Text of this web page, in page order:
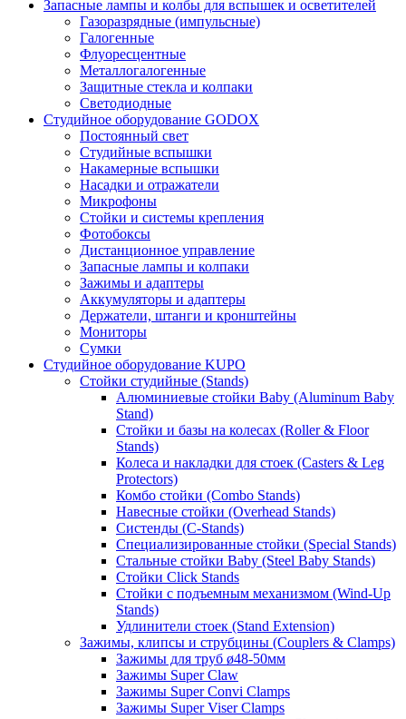
Запасные лампы и колбы для вспышек и осветителей
Газоразрядные (импульсные)
Галогенные
Флуоресцентные
Металлогалогенные
Защитные стекла и колпаки
Светодиодные
Студийное оборудование GODOX
Постоянный свет
Студийные вспышки
Накамерные вспышки
Насадки и отражатели
Микрофоны
Стойки и системы крепления
Фотобоксы
Дистанционное управление
Запасные лампы и колпаки
Зажимы и адаптеры
Аккумуляторы и адаптеры
Держатели, штанги и кронштейны
Мониторы
Сумки
Студийное оборудование KUPO
Стойки студийные (Stands)
Алюминиевые стойки Baby (Aluminum Baby
Stand)
Стойки и базы на колесах (Roller & Floor
Stands)
Колеса и накладки для стоек (Casters & Leg
Protectors)
Комбо стойки (Combo Stands)
Навесные стойки (Overhead Stands)
Систенды (C-Stands)
Специализированные стойки (Special Stands)
Стальные стойки Baby (Steel Baby Stands)
Стойки Click Stands
Стойки с подъемным механизмом (Wind-Up
Stands)
Удлинители стоек (Stand Extension)
Зажимы, клипсы и струбцины (Couplers & Clamps)
Зажимы для труб ø48-50мм
Зажимы Super Claw
Зажимы Super Convi Clamps
Зажимы Super Viser Clamps